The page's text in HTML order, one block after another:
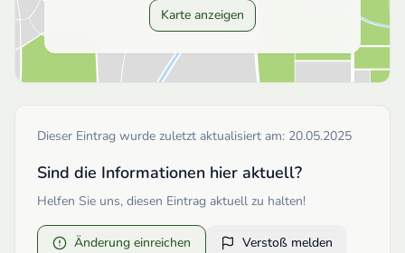
Karte anzeigen
Dieser Eintrag wurde zuletzt aktualisiert am: 20.05.2025
Sind die Informationen hier aktuell?
Helfen Sie uns, diesen Eintrag aktuell zu halten!
Änderung einreichen Verstoß melden